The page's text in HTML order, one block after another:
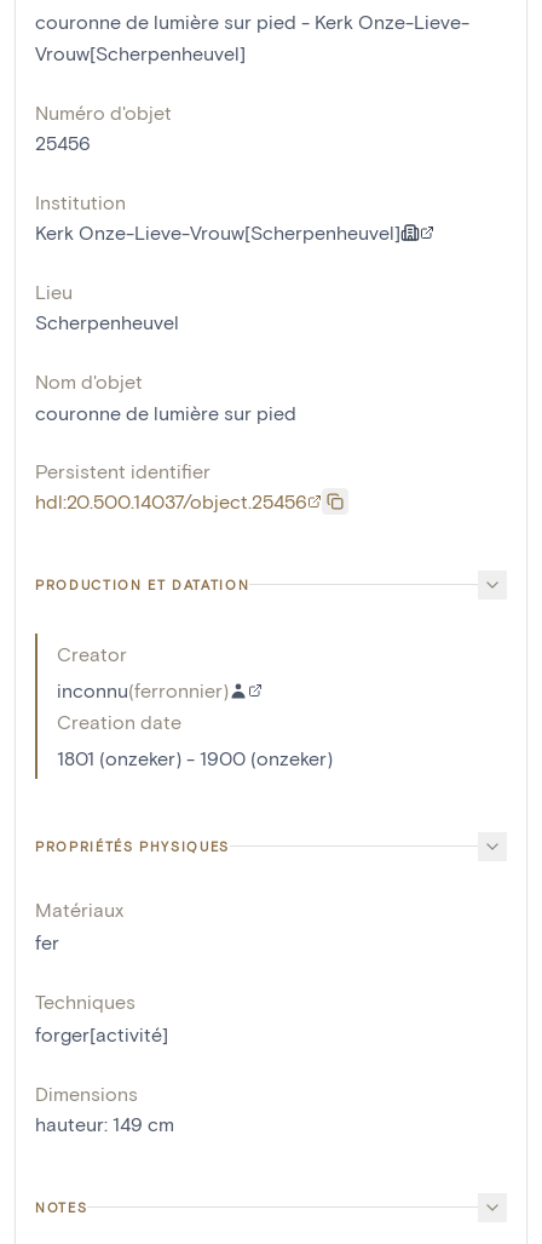
couronne de lumière sur pied - Kerk Onze-Lieve-
Vrouw[Scherpenheuvel]
Numéro d'objet
25456
Institution
Kerk Onze-Lieve-Vrouw[Scherpenheuvel]
Lieu
Scherpenheuvel
Nom d'objet
couronne de lumière sur pied
Persistent identifier
hdl:20.500.14037/object.25456
PRODUCTION ET DATATION
Creator
inconnu(ferronnier)
Creation date
1801 (onzeker) - 1900 (onzeker)
PROPRIÉTÉS PHYSIQUES
Matériaux
fer
Techniques
forger[activité]
Dimensions
hauteur: 149 cm
NOTES